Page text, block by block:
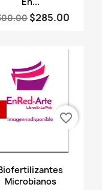
$285.00
Vista rápida
Microbianos
favorite_border